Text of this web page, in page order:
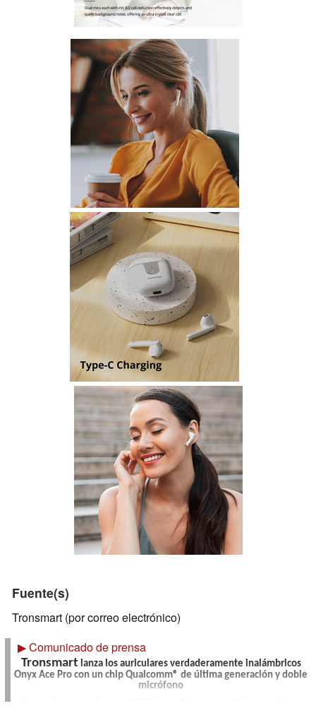
Fuente(s)
Tronsmart (por correo electrónico)
▶Comunicado de prensa
Tronsmart lanza los auriculares verdaderamente inalámbricos
Onyx Ace Pro con un chip Qualcomm® de última generación y doble
micrófono